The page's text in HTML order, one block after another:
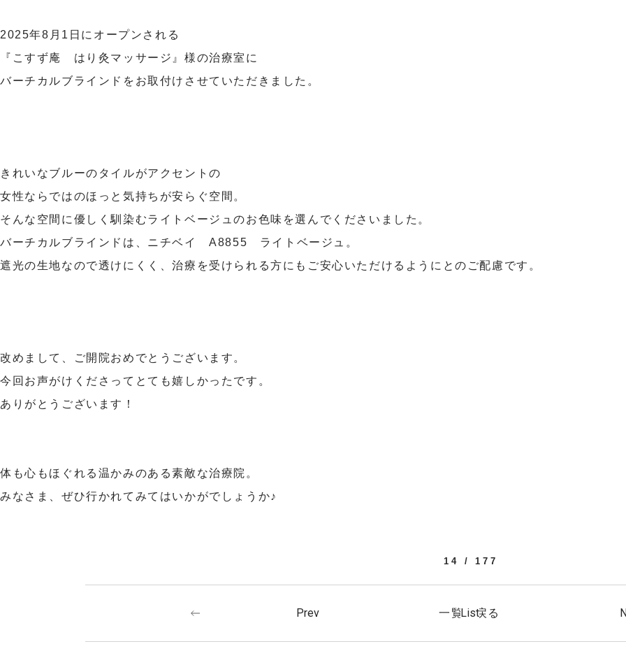
2025年8月1日にオープンされる
『こすず庵 はり灸マッサージ』様の治療室に
バーチカルブラインドをお取付けさせていただきました。
きれいなブルーのタイルがアクセントの
女性ならではのほっと気持ちが安らぐ空間。
そんな空間に優しく馴染むライトベージュのお色味を選んでくださいました。
バーチカルブラインドは、ニチベイ A8855 ライトベージュ。
遮光の生地なので透けにくく、治療を受けられる方にもご安心いただけるようにとのご配慮です。
改めまして、ご開院おめでとうございます。
今回お声がけくださってとても嬉しかったです。
ありがとうございます！
体も心もほぐれる温かみのある素敵な治療院。
みなさま、ぜひ行かれてみてはいかがでしょうか♪
14 / 177
Prev 一覧へ戻る